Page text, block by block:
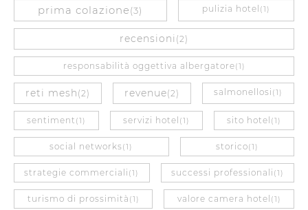
prima colazione(3) pulizia hotel (1)
recensioni (2)
responsabilità oggettiva albergatore(1)
reti mesh (2) revenue(2) salmonellosi (1)
sentiment (1) servizi hotel (1) sito hotel (1)
social networks(1) storico(1)
strategie commerciali (1) successi professionali (1)
turismo di prossimità (1) valore camera hotel (1)